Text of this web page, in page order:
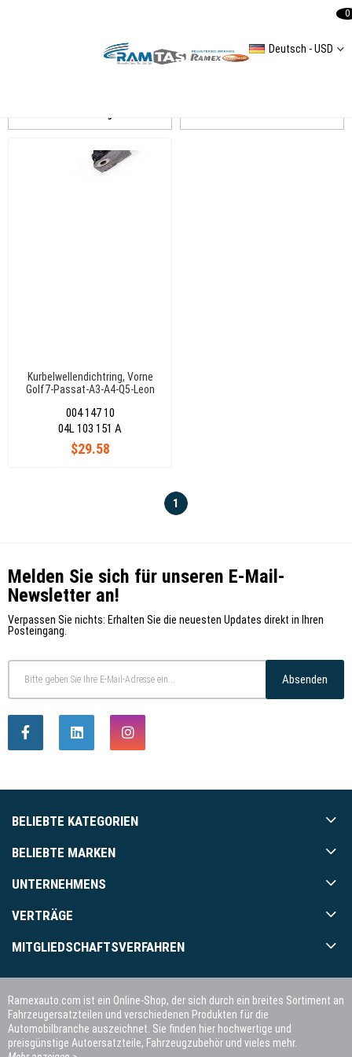
Deutsch - USD
0
Kurbelwellendichtring, Vorne
Golf7-Passat-A3-A4-Q5-Leon
04L103151A
004 147 10
$29.58
04L 103 151 A
1
Melden Sie sich für unseren E-Mail-
Newsletter an!
Verpassen Sie nichts: Erhalten Sie die neuesten Updates direkt in Ihren
Posteingang.
Absenden
BELIEBTE KATEGORIEN
BELIEBTE MARKEN
UNTERNEHMENS
VERTRÄGE
MITGLIEDSCHAFTSVERFAHREN
Ramexauto.com ist ein Online-Shop, der sich durch ein breites Sortiment an
Fahrzeugersatzteilen und verschiedenen Produkten für die
Automobilbranche auszeichnet. Sie finden hier hochwertige und
preisgünstige Autoersatzteile, Fahrzeugzubehör und vieles mehr.